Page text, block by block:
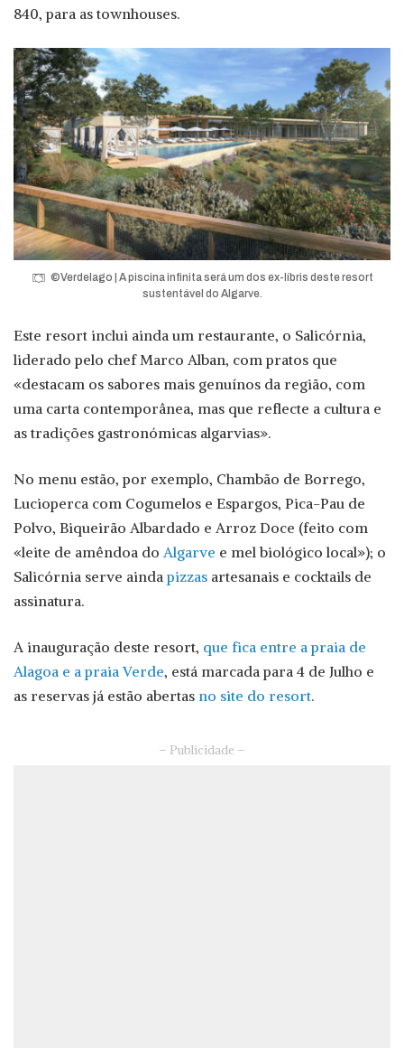
840, para as townhouses.
©Verdelago | A piscina infinita será um dos ex-líbris deste resort
sustentável do Algarve.
Este resort inclui ainda um restaurante, o Salicórnia,
liderado pelo chef Marco Alban, com pratos que
«destacam os sabores mais genuínos da região, com
uma carta contemporânea, mas que reflecte a cultura e
as tradições gastronómicas algarvias».
No menu estão, por exemplo, Chambão de Borrego,
Lucioperca com Cogumelos e Espargos, Pica-Pau de
Polvo, Biqueirão Albardado e Arroz Doce (feito com
«leite de amêndoa do Algarve e mel biológico local»); o
Salicórnia serve aindapizzas artesanais e cocktails de
assinatura.
A inauguração deste resort, que fica entre a praia de
Alagoa e a praia Verde, está marcada para 4 de Julho e
as reservas já estão abertas no site do resort.
– Publicidade –